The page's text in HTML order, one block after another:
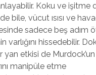
Koku ve işitme
bile, vücut ısısı ve
sadece beş adım
varlığını hissedebilir.
etkisi de Murdock’un
manipüle etme